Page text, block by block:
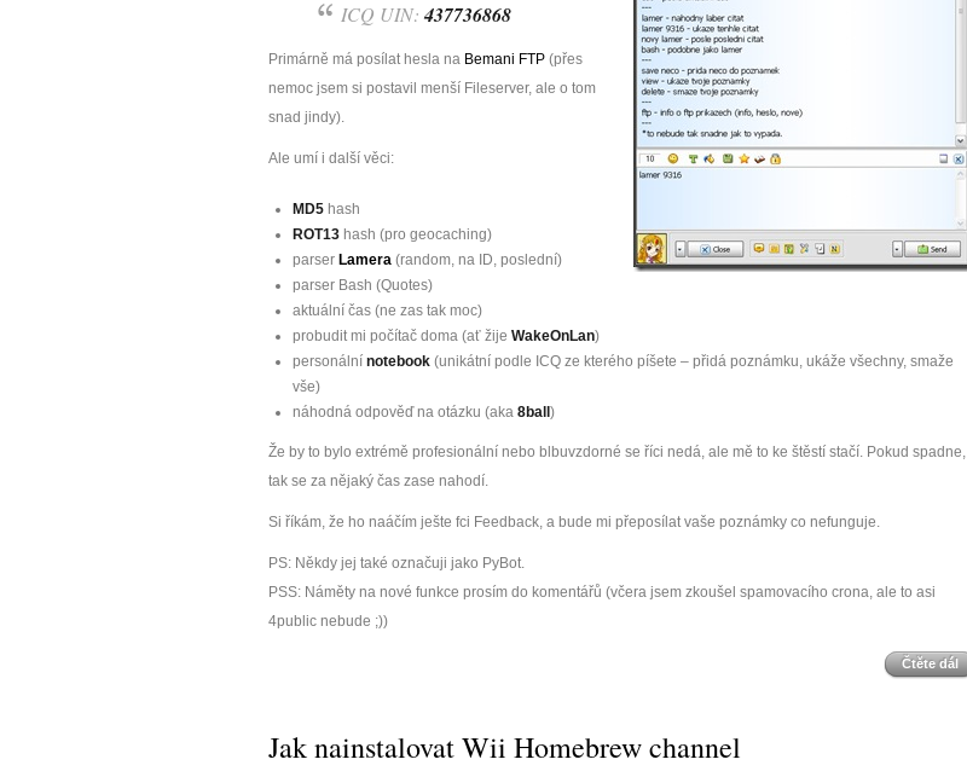
ICQ UIN: 437736868
Primárně má posílat hesla na Bemani FTP (přes
nemoc jsem si postavil menší Fileserver, ale o tom
snad jindy).
Ale umí i další věci:
MD5 hash
ROT13 hash (pro geocaching)
parser Lamera (random, na ID, poslední)
parser Bash (Quotes)
aktuální čas (ne zas tak moc)
probudit mi počítač doma (ať žije WakeOnLan)
personální notebook (unikátní podle ICQ ze kterého píšete – přidá poznámku, ukáže všechny, smaže
vše)
náhodná odpověď na otázku (aka 8ball )
Že by to bylo extrémě profesionální nebo blbuvzdorné se říci nedá, ale mě to ke štěstí stačí. Pokud spadne,
tak se za nějaký čas zase nahodí.
Si říkám, že ho naáčím ješte fci Feedback, a bude mi přeposílat vaše poznámky co nefunguje.
PS: Někdy jej také označuji jako PyBot.
PSS: Náměty na nové funkce prosím do komentářů (včera jsem zkoušel spamovacího crona, ale to asi
4public nebude ;))
Čtěte dál
Jak nainstalovat Wii Homebrew channel